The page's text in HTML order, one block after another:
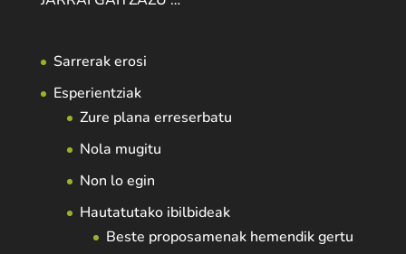
Sarrerak erosi
Esperientziak
Zure plana erreserbatu
Nola mugitu
Non lo egin
Hautatutako ibilbideak
Beste proposamenak hemendik gertu